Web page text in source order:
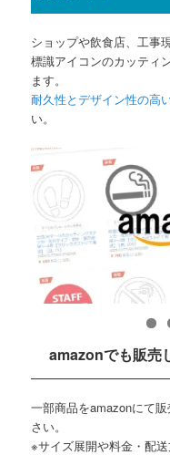
ショップや飲食店、工事
標識アイコンのカッティ
ます。
耐久性とデザイン性の高
い。
amazonでも販売
一部商品をamazonにて販
さい。
※サイズ展開や料金・配送